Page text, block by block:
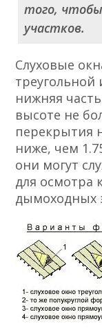
того,
участков.
Слуховые
нижняя
высоте не
перекрытия
ниже, чем
они могут
для осмотра
дымоходных